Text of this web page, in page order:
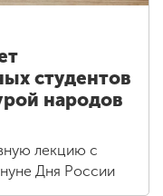
студентов
народов
лекцию с
Дня России